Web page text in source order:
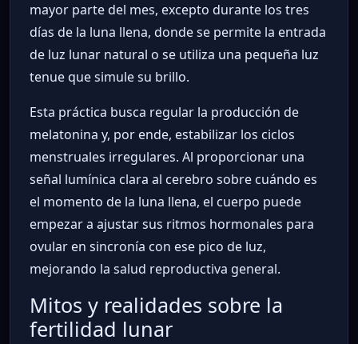
mayor parte del mes, excepto durante los tres
días de la luna llena, donde se permite la entrada
de luz lunar natural o se utiliza una pequeña luz
tenue que simule su brillo.
Esta práctica busca regular la producción de
melatonina y, por ende, estabilizar los ciclos
menstruales irregulares. Al proporcionar una
señal lumínica clara al cerebro sobre cuándo es
el momento de la luna llena, el cuerpo puede
empezar a ajustar sus ritmos hormonales para
ovular en sincronía con ese pico de luz,
mejorando la salud reproductiva general.
Mitos y realidades sobre la
fertilidad lunar